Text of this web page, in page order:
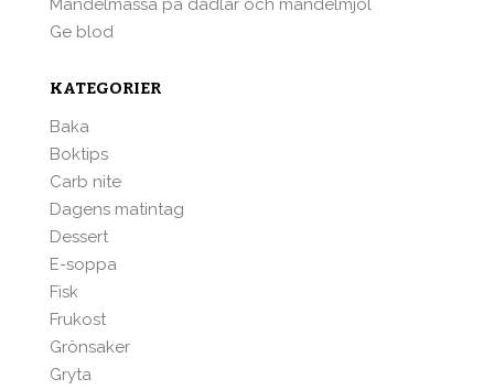
Mandelmassa på dadlar och mandelmjöl
Ge blod
KATEGORIER
Baka
Boktips
Carb nite
Dagens matintag
Dessert
E-soppa
Fisk
Frukost
Grönsaker
Gryta